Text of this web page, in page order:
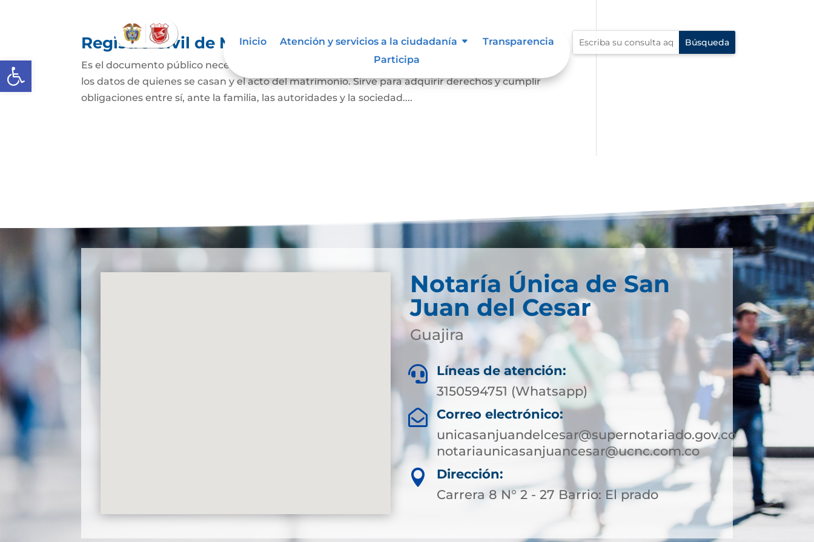
Abrir barra de herramientas
Inicio Atención y servicios a la ciudadanía
Transparencia
Participa
Registro Civil de Matrimonio
Es el documento público necesario para probar que una persona está casada. En él se registran
los datos de quienes se casan y el acto del matrimonio. Sirve para adquirir derechos y cumplir
obligaciones entre sí, ante la familia, las autoridades y la sociedad....
Notaría Única de San
Juan del Cesar
Guajira

Líneas de atención:
3150594751 (Whatsapp)

Correo electrónico:
unicasanjuandelcesar@supernotariado.gov.co
notariaunicasanjuancesar@ucnc.com.co

Dirección:
Carrera 8 N° 2 - 27 Barrio: El prado